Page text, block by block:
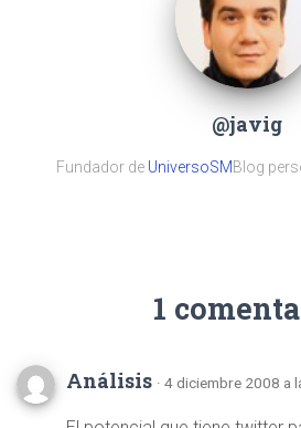
@javig
Fundador de UniversoSMBlog
1
Análisis · 4 diciembre 2008 a